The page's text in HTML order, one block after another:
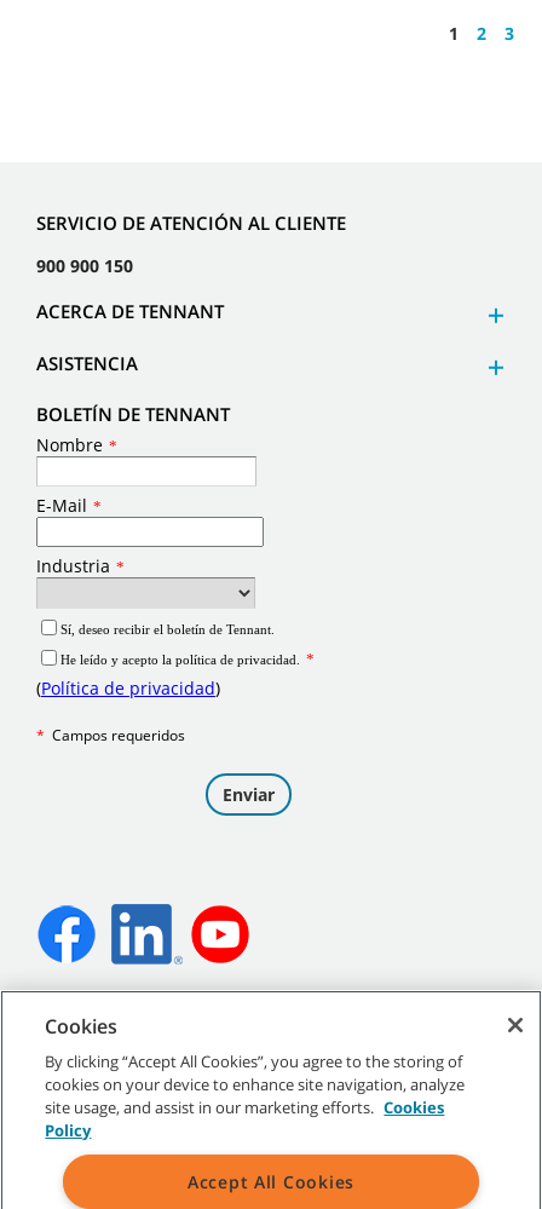
1 2 3
SERVICIO DE ATENCIÓN AL CLIENTE
900 900 150
ACERCA DE TENNANT
ASISTENCIA
BOLETÍN DE TENNANT
Mapa del sitio Políticas generales| Condiciones de uso
Cookies
By clicking “Accept All Cookies”, you agree to the storing of
cookies on your device to enhance site navigation, analyze
site usage, and assist in our marketing efforts. Cookies
Policy
Accept All Cookies